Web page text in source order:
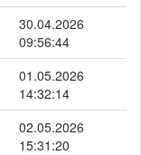
30.04.2026
09:56:44
01.05.2026
14:32:14
02.05.2026
15:31:20